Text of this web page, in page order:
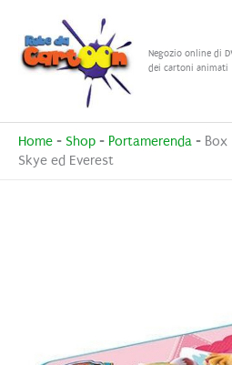
contenuto
Negozio online di
dei cartoni animati
Home - Shop - Portamerenda - Box
Skye ed Everest